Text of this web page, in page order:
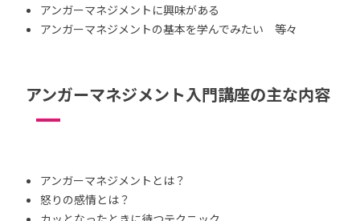
アンガーマネジメントに興味がある
アンガーマネジメントの基本を学んでみたい 等々
アンガーマネジメント入門講座の主な内容
アンガーマネジメントとは？
怒りの感情とは？